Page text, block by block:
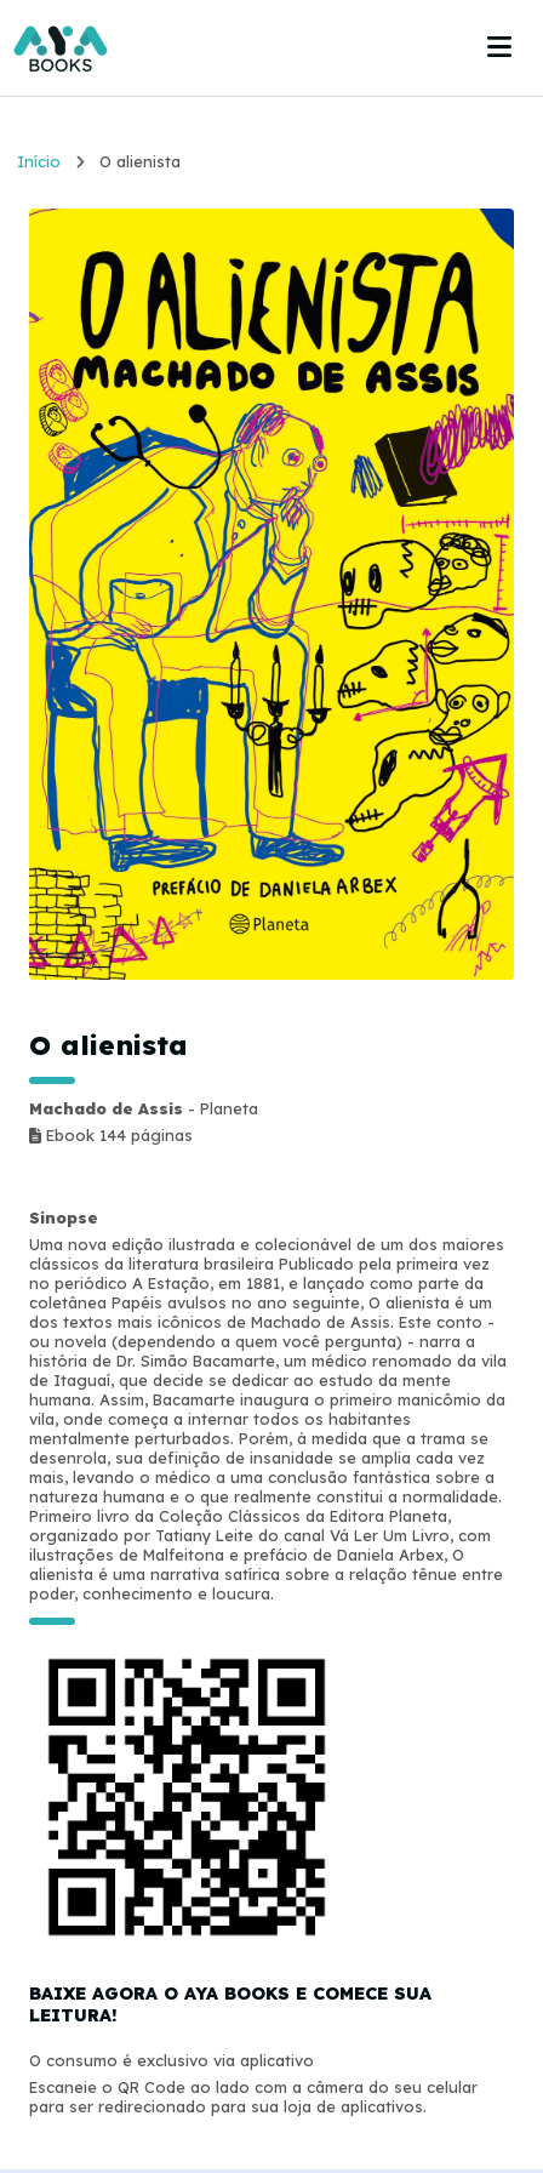
Acesse agora
Início O alienista
O alienista
Machado de Assis - Planeta
Ebook 144 páginas
Sinopse
Uma nova edição ilustrada e colecionável de um dos maiores
clássicos da literatura brasileira Publicado pela primeira vez
no periódico A Estação, em 1881, e lançado como parte da
coletânea Papéis avulsos no ano seguinte, O alienista é um
dos textos mais icônicos de Machado de Assis. Este conto -
ou novela (dependendo a quem você pergunta) - narra a
história de Dr. Simão Bacamarte, um médico renomado da vila
de Itaguaí, que decide se dedicar ao estudo da mente
humana. Assim, Bacamarte inaugura o primeiro manicômio da
vila, onde começa a internar todos os habitantes
mentalmente perturbados. Porém, à medida que a trama se
desenrola, sua definição de insanidade se amplia cada vez
mais, levando o médico a uma conclusão fantástica sobre a
natureza humana e o que realmente constitui a normalidade.
Primeiro livro da Coleção Clássicos da Editora Planeta,
organizado por Tatiany Leite do canal Vá Ler Um Livro, com
ilustrações de Malfeitona e prefácio de Daniela Arbex, O
alienista é uma narrativa satírica sobre a relação tênue entre
poder, conhecimento e loucura.
BAIXE AGORA O AYA BOOKS E COMECE SUA
LEITURA!
O consumo é exclusivo via aplicativo
Escaneie o QR Code ao lado com a câmera do seu celular
para ser redirecionado para sua loja de aplicativos.